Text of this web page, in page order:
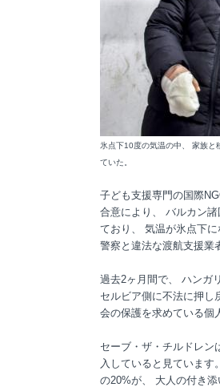
氷点下10度の気温の中、 家族と
ていた。
子ども支援専門の国際
合意により、 バルカン
ており、 気温が氷点下
警察と違法な渡航支援業
過去2ヶ月間で、 ハンガ
セルビア側に不法に押し
会の保護を求めている個
セーブ・ザ・チルドレン
入していると見ています
の20%が、 大人の付き